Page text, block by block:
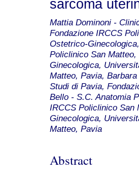
sarcoma
Mattia Dominoni -
Fondazione IRCCS
Ostetrico-
Policlinico San
Ginecologica,
Matteo, Pavia,
Studi di Pavia,
Bello - S.C. Anatomia
IRCCS Policlinico San
Ginecologica,
Matteo, Pavia
Abstract